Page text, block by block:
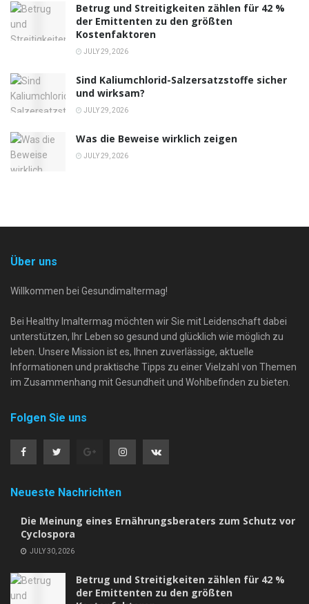
Betrug und Streitigkeiten zählen für 42 %
der Emittenten zu den größten
Kostenfaktoren
JULY 29, 2026
Sind Kaliumchlorid-Salzersatzstoffe sicher
und wirksam?
JULY 29, 2026
Was die Beweise wirklich zeigen
JULY 29, 2026
Über uns
Willkommen bei Gesundimaltermag!
Bei Healthy Imaltermag möchten wir Sie mit Leidenschaft dabei
unterstützen, Ihr Leben so gesund und glücklich wie möglich zu
leben. Unsere Mission ist es, Ihnen zuverlässige, aktuelle
Informationen und praktische Tipps zu einer Vielzahl von Themen
im Zusammenhang mit Gesundheit und Wohlbefinden zu bieten.
Folgen Sie uns
Neueste Nachrichten
Die Meinung eines Ernährungsberaters zum Schutz vor
Cyclospora
JULY 30, 2026
Betrug und Streitigkeiten zählen für 42 %
der Emittenten zu den größten